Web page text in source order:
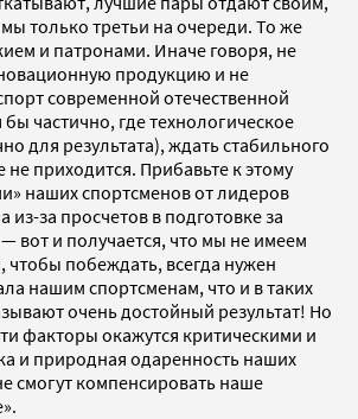
только третьи на очереди. То же
и патронами. Иначе говоря, не
продукцию и не
современной отечественной
частично, где технологическое
для результата), ждать стабильного
не приходится. Прибавьте к этому
наших спортсменов от лидеров
из-за просчетов в подготовке за
вот и получается, что мы не имеем
чтобы побеждать, всегда нужен
нашим спортсменам, что и в таких
очень достойный результат! Но
факторы окажутся критическими и
и природная одаренность наших
смогут компенсировать наше